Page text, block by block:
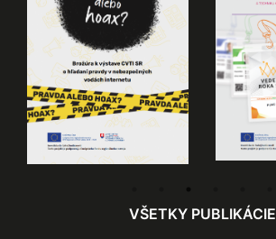
VŠETKY PUBLIKÁCIE